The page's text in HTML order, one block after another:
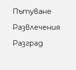
Пътуване
Развлечения
Разград